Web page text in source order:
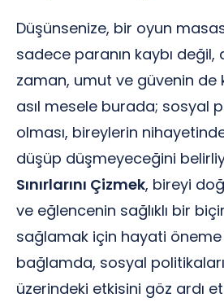
Düşünsenize, bir oyun
sadece paranın kaybı değil,
zaman, umut ve güvenin de
asıl mesele burada; sosyal
olması, bireylerin
düşüp düşmeyeceğini
Sınırlarını Çizmek, bireyi
ve eğlencenin sağlıklı bir
sağlamak için hayati öneme
bağlamda, sosyal
üzerindeki etkisini göz ardı